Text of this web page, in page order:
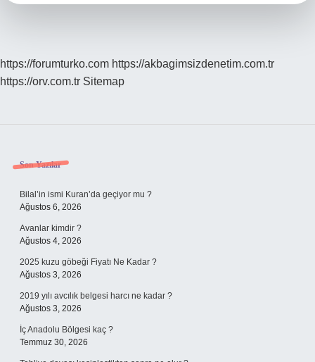
https://forumturko.com https://akbagimsizdenetim.com.tr
https://orv.com.tr Sitemap
Sidebar
Son Yazılar
Bilal’in ismi Kuran’da geçiyor mu ?
Ağustos 6, 2026
Avanlar kimdir ?
Ağustos 4, 2026
2025 kuzu göbeği Fiyatı Ne Kadar ?
Ağustos 3, 2026
2019 yılı avcılık belgesi harcı ne kadar ?
Ağustos 3, 2026
İç Anadolu Bölgesi kaç ?
Temmuz 30, 2026